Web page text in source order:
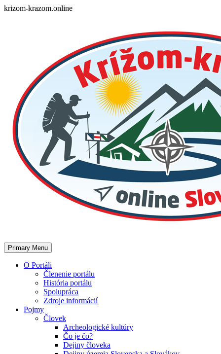
Skip
krizom-krazom.online
Primary Menu
O Portáli
Členenie portálu
História portálu
Spolupráca
Zdroje informácií
Pojmy
Človek
Archeologické kultúry
Čo je čo?
Dejiny človeka